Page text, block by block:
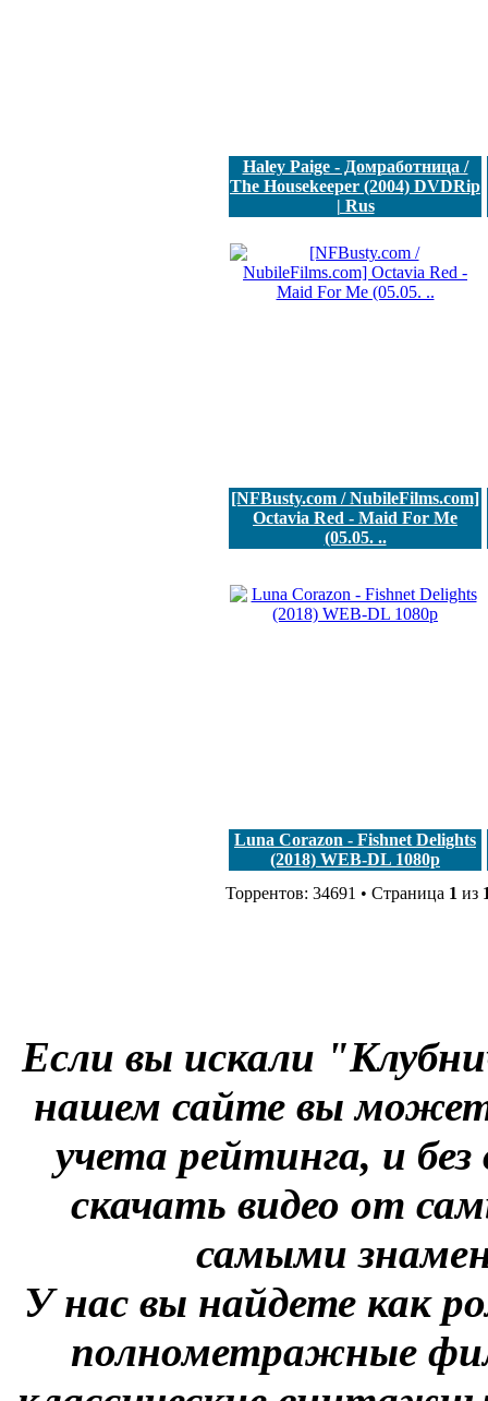
Haley Paige - Домработница /
The Housekeeper (2004) DVDRip
| Rus
[NFBusty.com / NubileFilms.com]
Octavia Red - Maid For Me
(05.05. ..
Luna Corazon - Fishnet Delights
(2018) WEB-DL 1080p
Торрентов: 34691 • Страница 1 из
Если вы искали
нашем сайте вы
учета рейтинга, и
скачать видео от
самыми
У нас вы найдете как
полнометражные